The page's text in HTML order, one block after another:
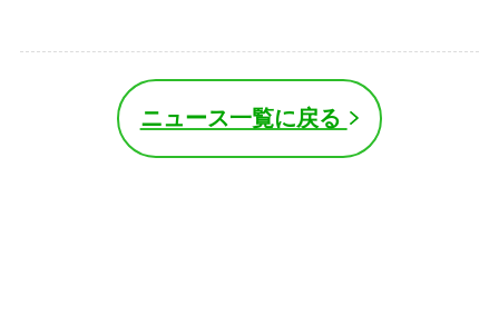
ニュース一覧に戻る